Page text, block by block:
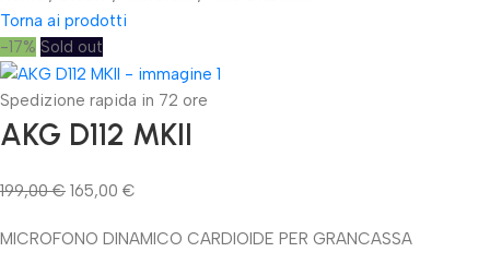
Torna ai prodotti
-17% Sold out
Spedizione rapida in 72 ore
AKG D112 MKII
199,00€ 165,00 €
MICROFONO DINAMICO CARDIOIDE PER GRANCASSA